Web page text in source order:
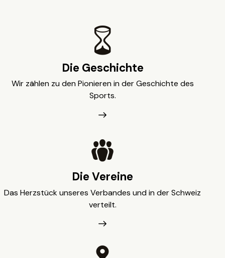
Die Geschichte
Wir zählen zu den Pionieren in der Geschichte des
Sports.
Die Vereine
Das Herzstück unseres Verbandes und in der Schweiz
verteilt.